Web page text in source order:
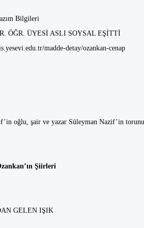
Bilgileri
ÖĞR. ÜYESİ ASLI SOYSAL EŞİTTİ
madde-detay/ozankan-cenap
oğlu, şair ve yazar Süleyman Nazif’in
Şiirleri
GELEN IŞIK